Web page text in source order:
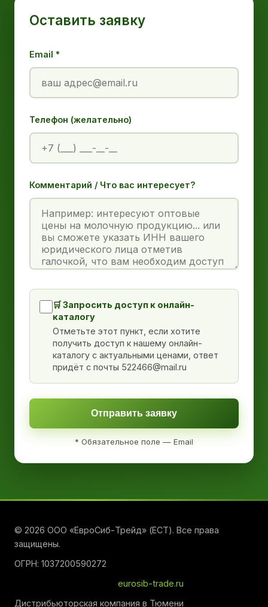
Оставить заявку
Email *
Телефон (желательно)
Комментарий / Что вас интересует?
🛒 Запросить доступ к онлайн-
каталогу
Отметьте этот пункт, если хотите
получить доступ к нашему онлайн-
каталогу с актуальными ценами, ответ
придёт с почты 522466@mail.ru
Отправить заявку
* Обязательное поле — Email
© 2026 ООО «ЕвроСиб-Трейд» (ЕСТ). Все права
защищены.
ОГРН: 1037200590272
eurosib-trade.ru
Дистрибьюторская компания в Тюмени